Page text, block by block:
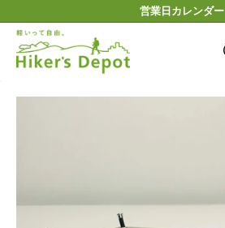
ン
営業日カレンダー
Hiker'sDepot